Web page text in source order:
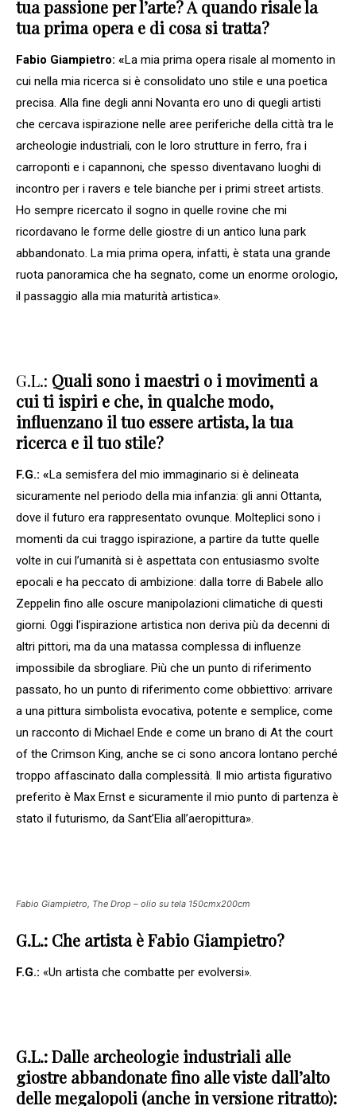
tua passione per l’arte? A quando risale la
tua prima opera e di cosa si tratta?
Fabio Giampietro: «La mia prima opera risale al momento in
cui nella mia ricerca si è consolidato uno stile e una poetica
precisa. Alla fine degli anni Novanta ero uno di quegli artisti
che cercava ispirazione nelle aree periferiche della città tra le
archeologie industriali, con le loro strutture in ferro, fra i
carroponti e i capannoni, che spesso diventavano luoghi di
incontro per i ravers e tele bianche per i primi street artists.
Ho sempre ricercato il sogno in quelle rovine che mi
ricordavano le forme delle giostre di un antico luna park
abbandonato. La mia prima opera, infatti, è stata una grande
ruota panoramica che ha segnato, come un enorme orologio,
il passaggio alla mia maturità artistica».
G.L.: Quali sono i maestri o i movimenti a
cui ti ispiri e che, in qualche modo,
influenzano il tuo essere artista, la tua
ricerca e il tuo stile?
F.G.: «La semisfera del mio immaginario si è delineata
sicuramente nel periodo della mia infanzia: gli anni Ottanta,
dove il futuro era rappresentato ovunque. Molteplici sono i
momenti da cui traggo ispirazione, a partire da tutte quelle
volte in cui l’umanità si è aspettata con entusiasmo svolte
epocali e ha peccato di ambizione: dalla torre di Babele allo
Zeppelin fino alle oscure manipolazioni climatiche di questi
giorni. Oggi l’ispirazione artistica non deriva più da decenni di
altri pittori, ma da una matassa complessa di influenze
impossibile da sbrogliare. Più che un punto di riferimento
passato, ho un punto di riferimento come obbiettivo: arrivare
a una pittura simbolista evocativa, potente e semplice, come
un racconto di Michael Ende e come un brano di At the court
of the Crimson King, anche se ci sono ancora lontano perché
troppo affascinato dalla complessità. Il mio artista figurativo
preferito è Max Ernst e sicuramente il mio punto di partenza è
stato il futurismo, da Sant’Elia all’aeropittura».
Fabio Giampietro, The Drop – olio su tela 150cmx200cm
G.L.: Che artista è Fabio Giampietro?
F.G.: «Un artista che combatte per evolversi».
G.L.: Dalle archeologie industriali alle
giostre abbandonate fino alle viste dall’alto
delle megalopoli (anche in versione ritratto):